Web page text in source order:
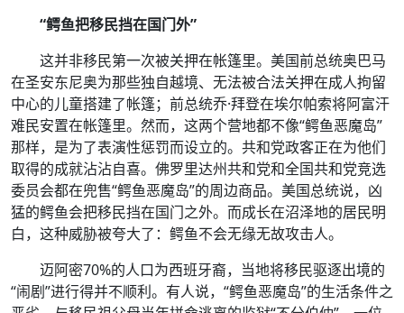
“鳄鱼把移民挡在国门外”
这并非移民第一次被关押在帐篷里。美国前总统奥巴马
在圣安东尼奥为那些独自越境、无法被合法关押在成人拘留
中心的儿童搭建了帐篷；前总统乔·拜登在埃尔帕索将阿富汗
难民安置在帐篷里。然而，这两个营地都不像“鳄鱼恶魔岛”
那样，是为了表演性惩罚而设立的。共和党政客正在为他们
取得的成就沾沾自喜。佛罗里达州共和党和全国共和党竞选
委员会都在兜售“鳄鱼恶魔岛”的周边商品。美国总统说，凶
猛的鳄鱼会把移民挡在国门之外。而成长在沼泽地的居民明
白，这种威胁被夸大了：鳄鱼不会无缘无故攻击人。
迈阿密70%的人口为西班牙裔，当地将移民驱逐出境的
“闹剧”进行得并不顺利。有人说，“鳄鱼恶魔岛”的生活条件之